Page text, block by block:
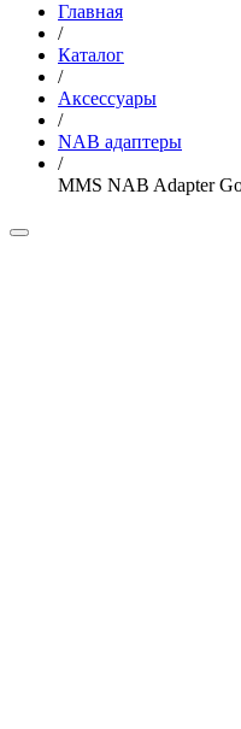
Главная
/
Каталог
/
Аксессуары
/
NAB адаптеры
/
MMS NAB Adapter